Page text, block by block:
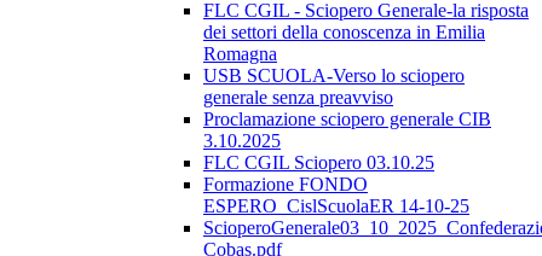
FLC CGIL - Sciopero Generale-la risposta
dei settori della conoscenza in Emilia
Romagna
USB SCUOLA-Verso lo sciopero
generale senza preavviso
Proclamazione sciopero generale CIB
3.10.2025
FLC CGIL Sciopero 03.10.25
Formazione FONDO
ESPERO_CislScuolaER 14-10-25
Cobas.pdf